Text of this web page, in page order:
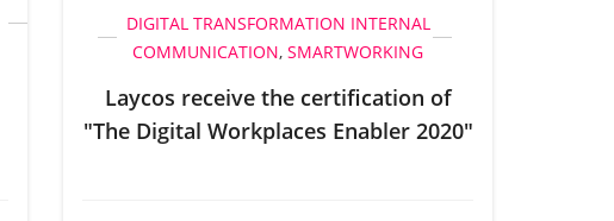
DIGITAL TRANSFORMATION INTERNAL
COMMUNICATION, SMARTWORKING
Laycos receive the certification of
"The Digital Workplaces Enabler 2020"